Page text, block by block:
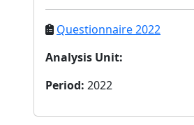
Questionnaire 2022
Analysis Unit:
Period: 2022